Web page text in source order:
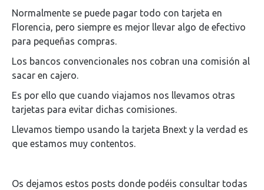
Normalmente se puede pagar todo con tarjeta en
Florencia, pero siempre es mejor llevar algo de efectivo
para pequeñas compras.
Los bancos convencionales nos cobran una comisión al
sacar en cajero.
Es por ello que cuando viajamos nos llevamos otras
tarjetas para evitar dichas comisiones.
Llevamos tiempo usando la tarjeta Bnext y la verdad es
que estamos muy contentos.
Os dejamos estos posts donde podéis consultar todas